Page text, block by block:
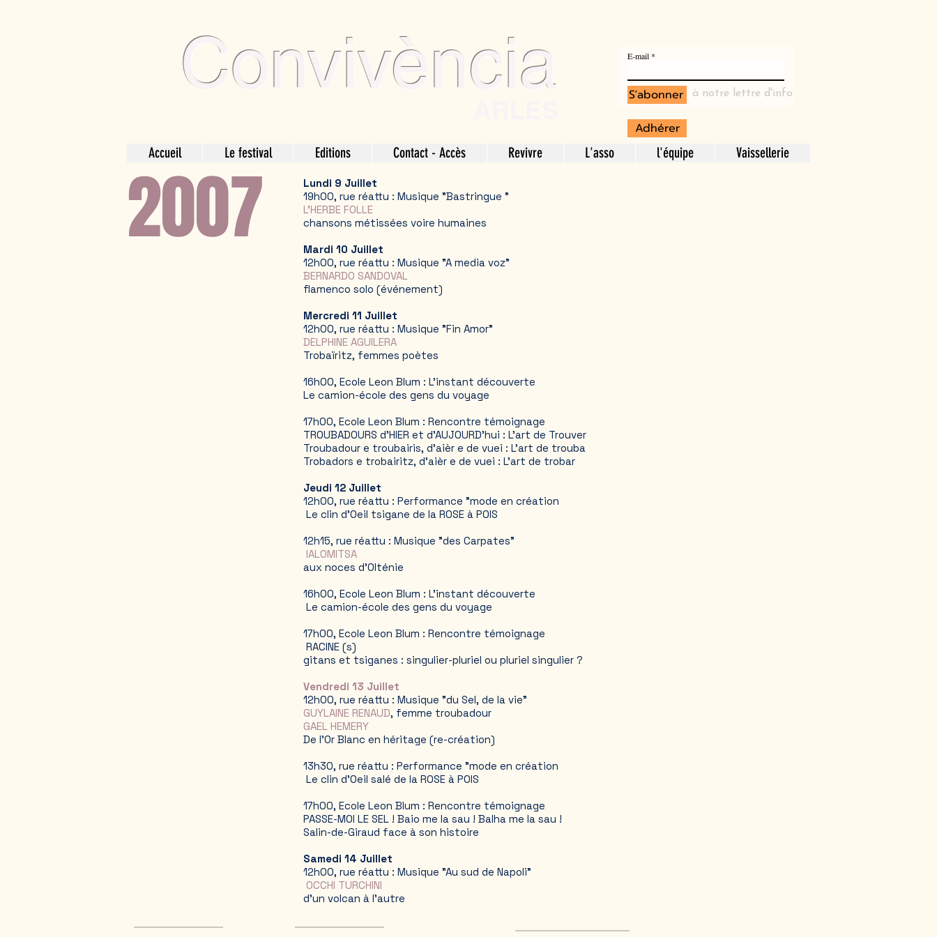
Convivència E-mail
S'abonner à notre lettre d'info
Adhérer
Accueil
Le festival Editions Contact - Accès Revivre L'asso l'équipe Vaissellerie
2007
Lundi 9 Juillet
19h00, rue réattu : Musique "Bastringue "
L'HERBE FOLLE
chansons métissées voire humaines
Mardi 10 Juillet
12h00, rue réattu : Musique "A media voz"
BERNARDO SANDOVAL
flamenco solo (événement)
Mercredi 11 Juillet
12h00, rue réattu : Musique "Fin Amor"
DELPHINE AGUILERA
Trobaïritz, femmes poètes
16h00, Ecole Leon Blum : L'instant découverte
Le camion-école des gens du voyage
17h00, Ecole Leon Blum : Rencontre témoignage
TROUBADOURS d'HIER et d'AUJOURD'hui : L'art de Trouver
Troubadour e troubairis, d'aièr e de vuei : L'art de trouba
Trobadors e trobairitz, d'aièr e de vuei : L'art de trobar
Jeudi 12 Juillet
12h00, rue réattu : Performance "mode en création
Le clin d'Oeil tsigane de la ROSE à POIS
12h15, rue réattu : Musique "des Carpates"
IALOMITSA
aux noces d'Olténie
16h00, Ecole Leon Blum : L'instant découverte
Le camion-école des gens du voyage
17h00, Ecole Leon Blum : Rencontre témoignage
RACINE (s)
gitans et tsiganes : singulier-pluriel ou pluriel singulier ?
Vendredi 13 Juillet
12h00, rue réattu : Musique "du Sel, de la vie"
GUYLAINE RENAUD, femme troubadour
GAEL HEMERY
De l'Or Blanc en héritage (re-création)
13h30, rue réattu : Performance "mode en création
Le clin d'Oeil salé de la ROSE à POIS
17h00, Ecole Leon Blum : Rencontre témoignage
PASSE-MOI LE SEL ! Baio me la sau ! Balha me la sau !
Salin-de-Giraud face à son histoire
Samedi 14 Juillet
12h00, rue réattu : Musique "Au sud de Napoli"
OCCHI TURCHINI
d'un volcan à l'autre